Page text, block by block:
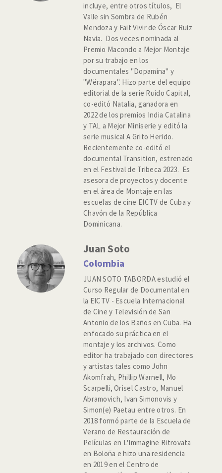
incluye, entre otros títulos, El
Valle sin Sombra de Rubén
Mendoza y Fait Vivir de Óscar Ruiz
Navia. Dos veces nominada al
Premio Macondo a Mejor Montaje
por su trabajo en los
documentales "Dopamina" y
"Wërapara". Hizo parte del equipo
editorial de la serie Ruido Capital,
co-editó Natalia, ganadora en
2022 de los premios India Catalina
y TAL a Mejor Miniserie y editó la
serie musical A Grito Herido.
Recientemente co-editó el
documental Transition, estrenado
en el Festival de Tribeca 2023. Es
asesora de proyectos y docente
en el área de Montaje en las
escuelas de cine EICTV de Cuba y
Chavón de la República
Dominicana.
Juan Soto
Colombia
JUAN SOTO TABORDA estudió el
Curso Regular de Documental en
la EICTV - Escuela Internacional
de Cine y Televisión de San
Antonio de los Baños en Cuba. Ha
enfocado su práctica en el
montaje y los archivos. Como
editor ha trabajado con directores
y artistas tales como John
Akomfrah, Phillip Warnell, Mo
Scarpelli, Orisel Castro, Manuel
Abramovich, Ivan Simonovis y
Simon(e) Paetau entre otros. En
2018 formó parte de la Escuela de
Verano de Restauración de
Películas en L'Immagine Ritrovata
en Boloña e hizo una residencia
en 2019 en el Centro de